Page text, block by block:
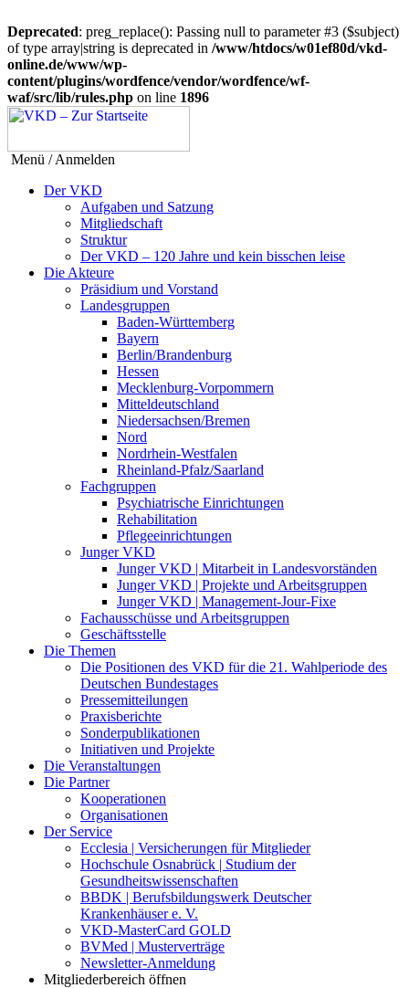
Deprecated: preg_replace(): Passing null to parameter #3 ($subject)
of type array|string is deprecated in /www/htdocs/w01ef80d/vkd-
online.de/www/wp-
content/plugins/wordfence/vendor/wordfence/wf-
waf/src/lib/rules.php on line 1896
Menü / Anmelden
Der VKD
Aufgaben und Satzung
Mitgliedschaft
Struktur
Der VKD – 120 Jahre und kein bisschen leise
Die Akteure
Präsidium und Vorstand
Landesgruppen
Baden-Württemberg
Bayern
Berlin/Brandenburg
Hessen
Mecklenburg-Vorpommern
Mitteldeutschland
Niedersachsen/Bremen
Nord
Nordrhein-Westfalen
Rheinland-Pfalz/Saarland
Fachgruppen
Psychiatrische Einrichtungen
Rehabilitation
Pflegeeinrichtungen
Junger VKD
Junger VKD | Mitarbeit in Landesvorständen
Junger VKD | Projekte und Arbeitsgruppen
Junger VKD | Management-Jour-Fixe
Fachausschüsse und Arbeitsgruppen
Geschäftsstelle
Die Themen
Die Positionen des VKD für die 21. Wahlperiode des
Deutschen Bundestages
Pressemitteilungen
Praxisberichte
Sonderpublikationen
Initiativen und Projekte
Die Veranstaltungen
Die Partner
Kooperationen
Organisationen
Der Service
Ecclesia | Versicherungen für Mitglieder
Hochschule Osnabrück | Studium der
Gesundheitswissenschaften
BBDK | Berufsbildungswerk Deutscher
Krankenhäuser e. V.
VKD-MasterCard GOLD
BVMed | Musterverträge
Newsletter-Anmeldung
Mitgliederbereich öffnen